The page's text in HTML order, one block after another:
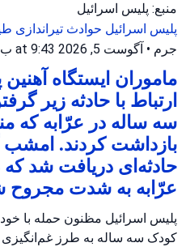
منبع: پلیس اسرائیل
پلیس اسرائیل حوادث تیراندازی
جرم • آگوست 5, 2026 at 9:43 ب.ظ
ماموران ایستگاه
ارتباط با حادثه زیر
سه ساله در عرّابه که
بازداشت کردند. امشب
حادثه‌ای دریافت شد
عرّابه به شدت مجروح
پلیس اسرائیل مظنون حمله با
کودک سه ساله به طرز